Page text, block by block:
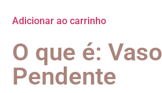
Adicionar ao carrinho
O que é: Vaso
Pendente